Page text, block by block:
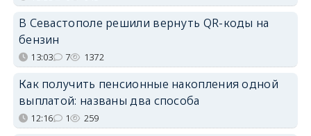
В Севастополе решили вернуть QR-коды на
бензин
13:03 7 1372
Как получить пенсионные накопления одной
выплатой: названы два способа
12:16 1 259